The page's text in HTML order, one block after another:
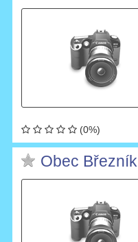
(0%)
Obec Březník